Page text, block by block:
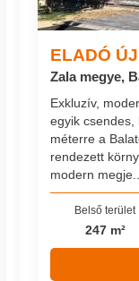
ELADÓ
Zala megye,
Exkluzív,
egyik
méterre a
rendezett
modern
Belső terület
247 m²